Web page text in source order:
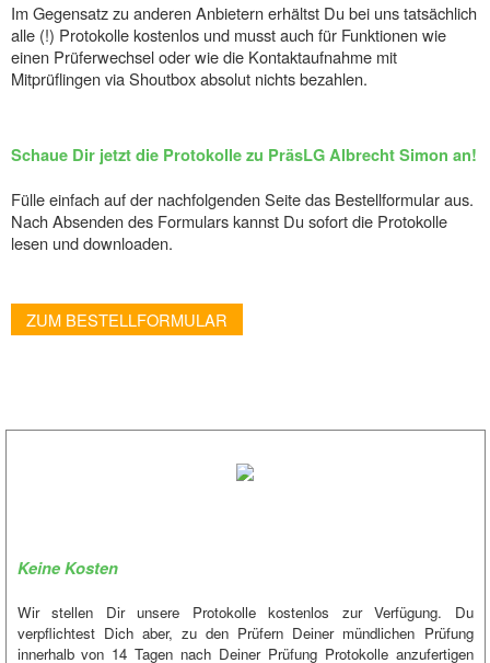
Im Gegensatz zu anderen Anbietern erhältst Du bei uns tatsächlich
alle (!) Protokolle kostenlos und musst auch für Funktionen wie
einen Prüferwechsel oder wie die Kontaktaufnahme mit
Mitprüflingen via Shoutbox absolut nichts bezahlen.
Schaue Dir jetzt die Protokolle zu PräsLG Albrecht Simon an!
Fülle einfach auf der nachfolgenden Seite das Bestellformular aus.
Nach Absenden des Formulars kannst Du sofort die Protokolle
lesen und downloaden.
ZUM BESTELLFORMULAR
Keine Kosten
Wir stellen Dir unsere Protokolle kostenlos zur Verfügung. Du
verpflichtest Dich aber, zu den Prüfern Deiner mündlichen Prüfung
innerhalb von 14 Tagen nach Deiner Prüfung Protokolle anzufertigen